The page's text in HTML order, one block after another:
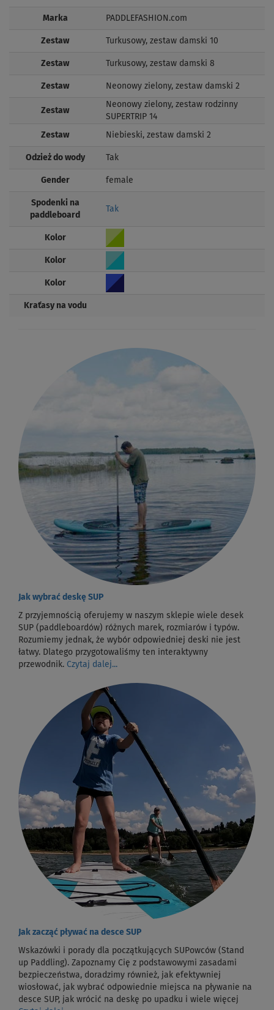
Marka PADDLEFASHION.com
Zestaw Turkusowy, zestaw damski 10
Zestaw Turkusowy, zestaw damski 8
Zestaw Neonowy zielony, zestaw damski 2
Zestaw
Neonowy zielony, zestaw rodzinny
SUPERTRIP 14
Zestaw Niebieski, zestaw damski 2
Odzież do wody Tak
Gender female
Spodenki na
paddleboard
Tak
Kolor
Kolor
Kolor
Kraťasy na vodu
Jak wybrać deskę SUP
Z przyjemnością oferujemy w naszym sklepie wiele desek
SUP (paddleboardów) różnych marek, rozmiarów i typów.
Rozumiemy jednak, że wybór odpowiedniej deski nie jest
łatwy. Dlatego przygotowaliśmy ten interaktywny
przewodnik. Czytaj dalej...
Jak zacząć pływać na desce SUP
Wskazówki i porady dla początkujących SUPowców (Stand
up Paddling). Zapoznamy Cię z podstawowymi zasadami
bezpieczeństwa, doradzimy również, jak efektywniej
wiosłować, jak wybrać odpowiednie miejsca na pływanie na
desce SUP, jak wrócić na deskę po upadku i wiele więcej